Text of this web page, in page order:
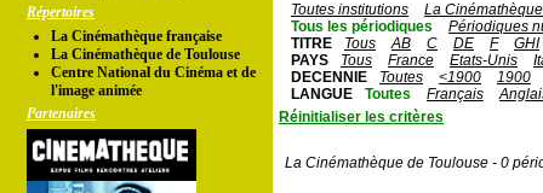
Répertoires
La Cinémathèque française
La Cinémathèque de Toulouse
Centre National du Cinéma et de
l'image animée
Partenaires
Toutes institutions
La
Tous les périodiques
Périodiques
TITRE
Tous AB C DE F
GHI
PAYS
Tous France Etats-Unis
DECENNIE
Toutes <1900
1900
LANGUE
Toutes Français
Réinitialiser les critères
La Cinémathèque de Toulouse - 0